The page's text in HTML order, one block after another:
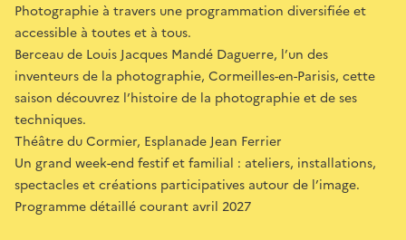
Photographie à travers une programmation diversifiée et
accessible à toutes et à tous.
Berceau de Louis Jacques Mandé Daguerre, l’un des
inventeurs de la photographie, Cormeilles-en-Parisis, cette
saison découvrez l’histoire de la photographie et de ses
techniques.
Théâtre du Cormier, Esplanade Jean Ferrier
Un grand week-end festif et familial : ateliers, installations,
spectacles et créations participatives autour de l’image.
Programme détaillé courant avril 2027